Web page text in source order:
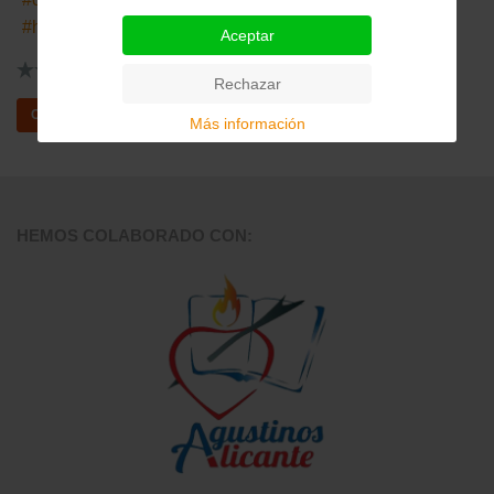
hipocondría
Continuar leyendo 4623 visitas
Aceptar
Rechazar
Más información